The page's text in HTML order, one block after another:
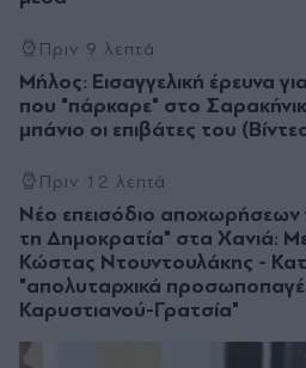
Πριν 9 λεπτά
Μήλος: Εισαγγελική έρευνα
που "πάρκαρε" στο
μπάνιο οι επιβάτες του
Πριν 12 λεπτά
Νέο επεισόδιο αποχωρήσεων
τη Δημοκρατία" στα Χανιά:
Κώστας Ντουντουλάκης -
"απολυταρχικά
Καρυστιανού-Γρατσία"